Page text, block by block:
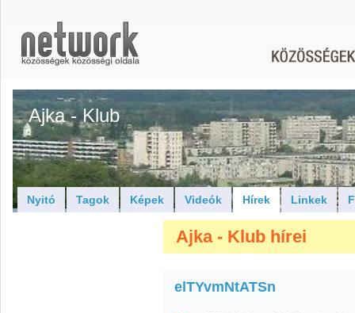
Ajka - Klub
Nyitó Tagok Képek Videók Hírek Linkek
Ajka - Klub hírei
elTYvmNtATSn